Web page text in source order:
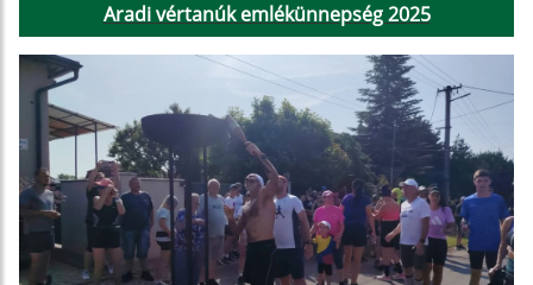
Aradi vértanúk emlékünnepség 2025